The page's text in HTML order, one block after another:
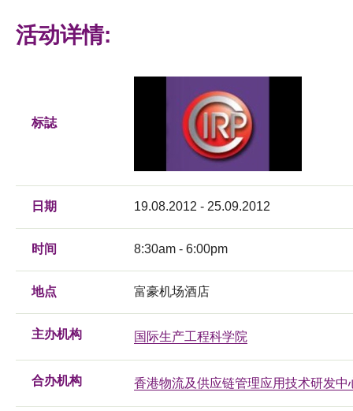
科技分享
活动详情:
标誌
日期 19.08.2012 - 25.09.2012
时间 8:30am - 6:00pm
地点 富豪机场酒店
主办机构 国际生产工程科学院
合办机构 香港物流及供应链管理应用技术研发中